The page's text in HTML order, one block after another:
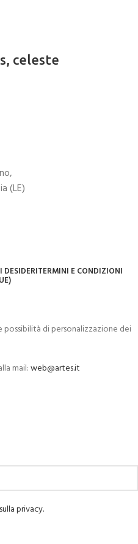
celeste
(LE)
DESIDERITERMINI E CONDIZIONI
di personalizzazione dei
mail:web@artes.it
privacy.